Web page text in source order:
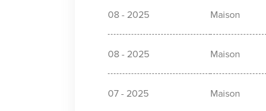
08 - 2025 Maison
08 - 2025 Maison
07 - 2025 Maison